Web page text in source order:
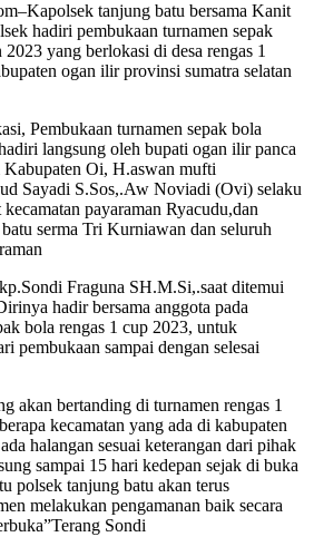
tanjung batu bersama Kanit
hadiri pembukaan turnamen sepak
yang berlokasi di desa rengas 1
ogan ilir provinsi sumatra selatan
Pembukaan turnamen sepak bola
langsung oleh bupati ogan ilir panca
Oi, H.aswan mufti
Sayadi S.Sos,.Aw Noviadi (Ovi) selaku
payaraman Ryacudu,dan
serma Tri Kurniawan dan seluruh
Fraguna SH.M.Si,.saat ditemui
hadir bersama anggota pada
bola rengas 1 cup 2023, untuk
pembukaan sampai dengan selesai
akan bertanding di turnamen rengas 1
kecamatan yang ada di kabupaten
halangan sesuai keterangan dari pihak
sampai 15 hari kedepan sejak di buka
polsek tanjung batu akan terus
melakukan pengamanan baik secara
Sondi